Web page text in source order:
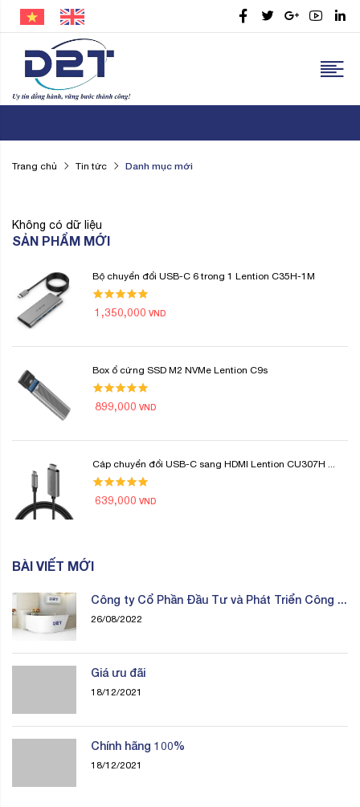
Trang chủ Tin tức Danh mục mới
Không có dữ liệu
SẢN PHẨM MỚI
Bộ chuyển đổi USB-C 6 trong 1 Lention C35H-1M
1,350,000 VND
Box ổ cứng SSD M2 NVMe Lention C9s
899,000 VND
Cáp chuyển đổi USB-C sang HDMI Lention CU307H ...
639,000 VND
BÀI VIẾT MỚI
Công ty Cổ Phần Đầu Tư và Phát Triển Công ...
26/08/2022
Giá ưu đãi
18/12/2021
Chính hãng 100%
18/12/2021